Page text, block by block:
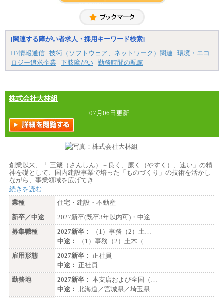
＜募集各社・全職種共通＞
月給21万円以上～
※試用期間中の給与に変更はありません。
ます。
[関連する障がい者求人・採用キーワード検索]
IT/情報通信 技術（ソフトウェア、ネットワーク）関連
環境・エコ
ロジー追求企業
下肢障がい 勤務時間の配慮
株式会社大林組
07月06日更新
創業以来、「 三箴（さんしん）－良く、廉く（やすく）、速い」の精
神を礎として、国内建設事業で培った「ものづくり」の技術を活かし
ながら、事業領域を広げてき…
続きを読む
業種
住宅・建設・不動産
新卒／中途
2027新卒(既卒3年以内可)・中途
募集職種
2027新卒：
（1）事務（2）土…
中途：
（1）事務（2）土木（…
雇用形態
2027新卒： 正社員
中途： 正社員
勤務地
2027新卒： 本支店および全国（…
中途： 北海道／宮城県／埼玉県…